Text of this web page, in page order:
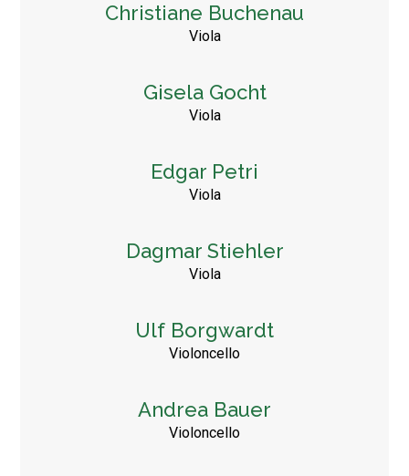
Christiane Buchenau
Viola
Gisela Gocht
Viola
Edgar Petri
Viola
Dagmar Stiehler
Viola
Ulf Borgwardt
Violoncello
Andrea Bauer
Violoncello